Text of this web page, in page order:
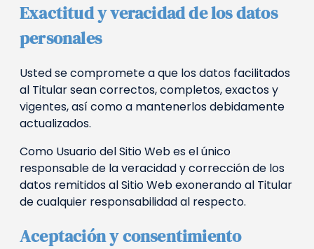
Exactitud y veracidad de los datos
personales
Usted se compromete a que los datos facilitados
al Titular sean correctos, completos, exactos y
vigentes, así como a mantenerlos debidamente
actualizados.
Como Usuario del Sitio Web es el único
responsable de la veracidad y corrección de los
datos remitidos al Sitio Web exonerando al Titular
de cualquier responsabilidad al respecto.
Aceptación y consentimiento